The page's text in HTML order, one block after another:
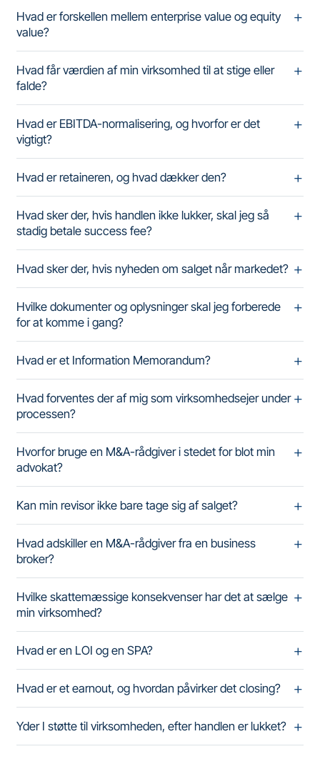
Hvad er forskellen mellem enterprise value og equity
value?
Hvad får værdien af min virksomhed til at stige eller
falde?
Hvad er EBITDA-normalisering, og hvorfor er det
vigtigt?
Hvad er retaineren, og hvad dækker den?
Hvad sker der, hvis handlen ikke lukker, skal jeg så
stadig betale success fee?
Hvad sker der, hvis nyheden om salget når markedet?
Hvilke dokumenter og oplysninger skal jeg forberede
for at komme i gang?
Hvad er et Information Memorandum?
Hvad forventes der af mig som virksomhedsejer under
processen?
Hvorfor bruge en M&A-rådgiver i stedet for blot min
advokat?
Kan min revisor ikke bare tage sig af salget?
Hvad adskiller en M&A-rådgiver fra en business
broker?
Hvilke skattemæssige konsekvenser har det at sælge
min virksomhed?
Hvad er en LOI og en SPA?
Hvad er et earnout, og hvordan påvirker det closing?
Yder I støtte til virksomheden, efter handlen er lukket?